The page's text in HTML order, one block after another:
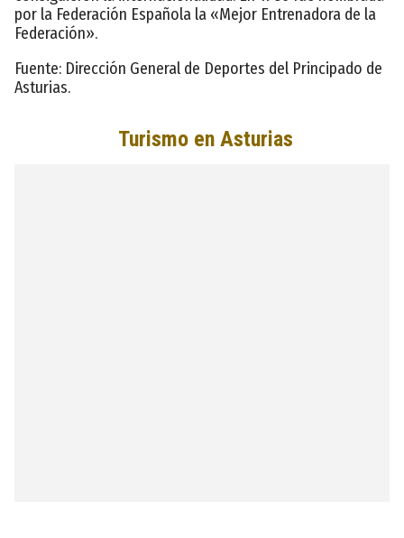
por la Federación Española la «Mejor Entrenadora de la
Federación».
Fuente: Dirección General de Deportes del Principado de
Asturias.